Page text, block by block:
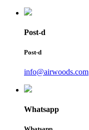
Post-d
Post-d
info@airwoods.com
Whatsapp